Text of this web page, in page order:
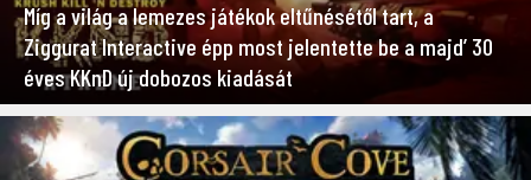
Míg a világ a lemezes játékok eltűnésétől tart, a
Ziggurat Interactive épp most jelentette be a majd’ 30
éves KKnD új dobozos kiadását